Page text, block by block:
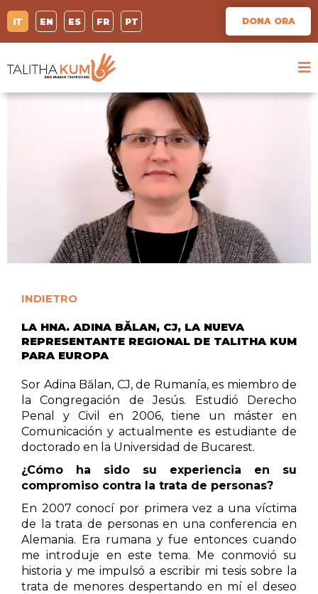
IT EN ES FR PT DONA ORA
INDIETRO
LA HNA. ADINA BĂLAN, CJ, LA NUEVA
REPRESENTANTE REGIONAL DE TALITHA KUM
PARA EUROPA
Sor Adina Bălan, CJ, de Rumanía, es miembro de
la Congregación de Jesús. Estudió Derecho
Penal y Civil en 2006, tiene un máster en
Comunicación y actualmente es estudiante de
doctorado en la Universidad de Bucarest.
¿Cómo ha sido su experiencia en su
compromiso contra la trata de personas?
En 2007 conocí por primera vez a una víctima
de la trata de personas en una conferencia en
Alemania. Era rumana y fue entonces cuando
me introduje en este tema. Me conmovió su
historia y me impulsó a escribir mi tesis sobre la
trata de menores despertando en mí el deseo